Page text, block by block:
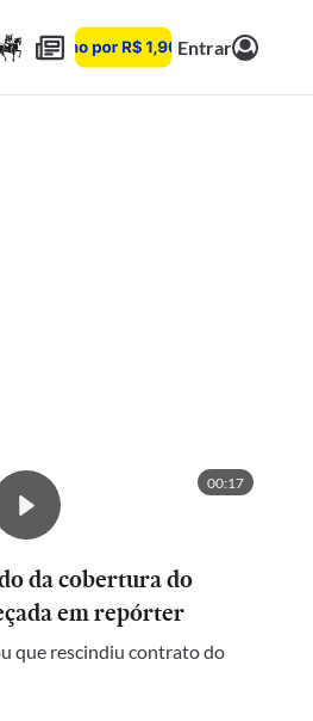
Entrar
00:17
da cobertura do
em repórter
que rescindiu contrato do